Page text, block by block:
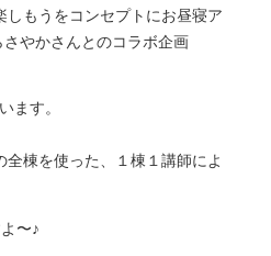
しもうをコンセプトにお昼寝ア
やかさんとのコラボ企画
ます。
棟を使った、１棟１講師によ
〜♪